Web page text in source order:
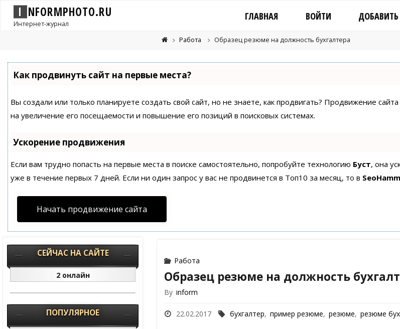
I NFORMPHOTO.RU
Интернет-журнал
ГЛАВНАЯ ВОЙТИ
Работа Образец резюме на должность бухгалтера
Как продвинуть сайт на первые места?
Вы создали или только планируете создать свой сайт, но не знаете, как продвигать? Продвижение
на увеличение его посещаемости и повышение его позиций в поисковых системах.
Ускорение продвижения
Если вам трудно попасть на первые места в поиске самостоятельно, попробуйте технологию Буст, она
уже в течение первых 7 дней. Если ни один запрос у вас не продвинется в Топ10 за месяц, то в
Начать продвижение сайта
Работа
Образец резюме на должность
By inform
22.02.2017 бухгалтер, пример резюме, резюме, резюме
СЕЙЧАС НА САЙТЕ
2 онлайн
ПОПУЛЯРНОЕ